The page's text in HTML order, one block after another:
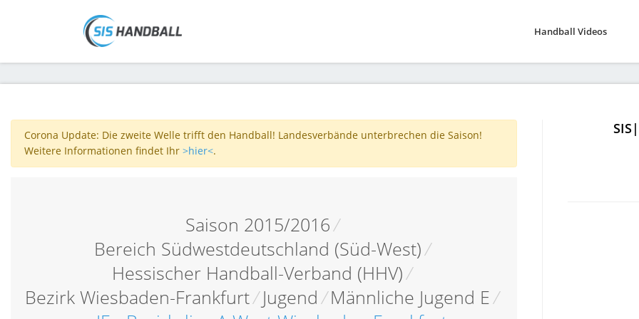
Handball Videos
Corona Update: Die zweite Welle trifft den Handball! Landesverbände unterbrechen die Saison!
Weitere Informationen findet Ihr >hier<.
Saison 2015/2016/
Bereich Südwestdeutschland (Süd-West)/
Hessischer Handball-Verband (HHV)/
Bezirk Wiesbaden-Frankfurt/ Jugend/Männliche Jugend E/